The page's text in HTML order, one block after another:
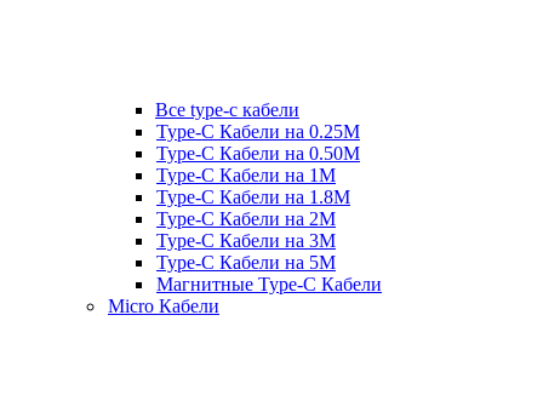
Все type-c кабели
Type-C Кабели на 0.25М
Type-C Кабели на 0.50М
Type-C Кабели на 1М
Type-C Кабели на 1.8М
Type-C Кабели на 2М
Type-C Кабели на 3М
Type-C Кабели на 5М
Магнитные Type-C Кабели
Micro Кабели